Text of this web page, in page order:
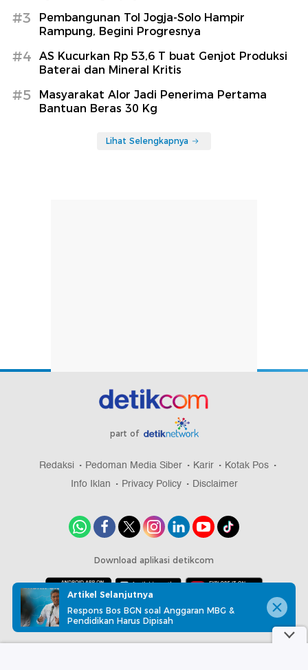
#3
Pembangunan Tol Jogja-Solo Hampir
Rampung, Begini Progresnya
#4
AS Kucurkan Rp 53,6 T buat Genjot Produksi
Baterai dan Mineral Kritis
#5
Masyarakat Alor Jadi Penerima Pertama
Bantuan Beras 30 Kg
Lihat Selengkapnya
part of
Redaksi Pedoman Media Siber Karir
Kotak Pos
Info Iklan
Privacy Policy Disclaimer
Download aplikasi detikcom
Copyright @ 2026 detikcom, All right reserved
Artikel Selanjutnya
Respons Bos BGN soal Anggaran MBG &
Pendidikan Harus Dipisah